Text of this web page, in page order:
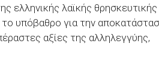
ελληνικής λαϊκής θρησκευτικής
υπόβαθρο για την
αξίες της αλληλεγγύης,